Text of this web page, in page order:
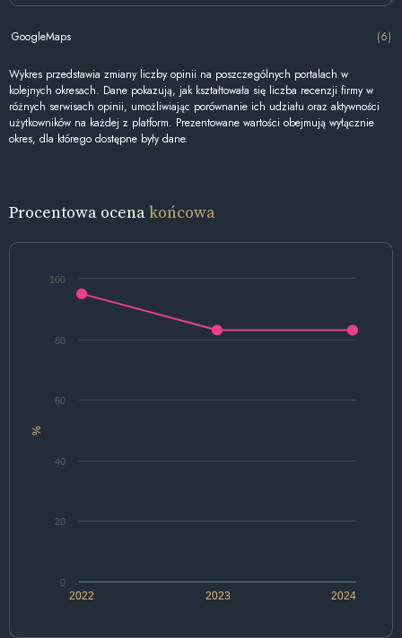
GoogleMaps (6)
Wykres przedstawia zmiany liczby opinii na poszczególnych portalach w
kolejnych okresach. Dane pokazują, jak kształtowała się liczba recenzji firmy w
różnych serwisach opinii, umożliwiając porównanie ich udziału oraz aktywności
użytkowników na każdej z platform. Prezentowane wartości obejmują wyłącznie
okres, dla którego dostępne były dane.
Procentowa ocenakońcowa
%
2022 2023 2024
0
20
40
60
80
100